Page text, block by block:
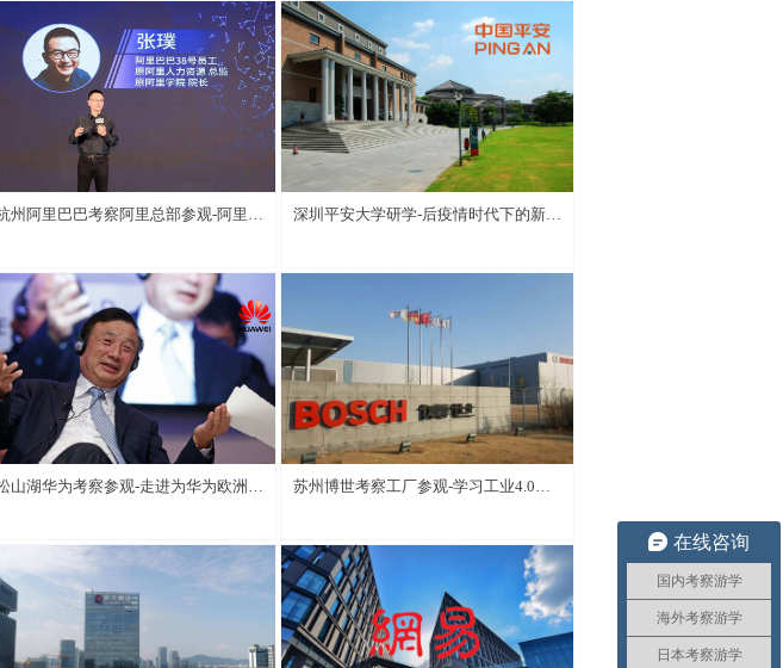
州阿里巴巴考察阿里总部参观-阿里政
深圳平安大学研学-后疫情时代下的新保
山湖华为考察参观-走进为华为欧洲小
苏州博世考察工厂参观-学习工业4.0与
在线咨询
国内考察游学
海外考察游学
日本考察游学